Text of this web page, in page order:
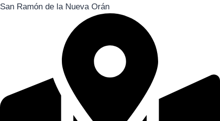
San Ramón de la Nueva Orán